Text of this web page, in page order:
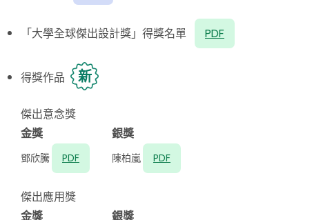
「大學全球傑出設計獎」 得獎名單 PDF
得獎作品 新
傑出意念獎
金獎
銀獎
鄧欣騰 PDF 陳柏嵐 PDF
傑出應用獎
金獎
銀獎